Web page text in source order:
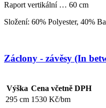
Raport vertikální … 60 cm
Složení: 60% Polyester, 40%
Záclony - závěsy (In
Výška Cena včetně DPH
295 cm 1530 Kč/bm